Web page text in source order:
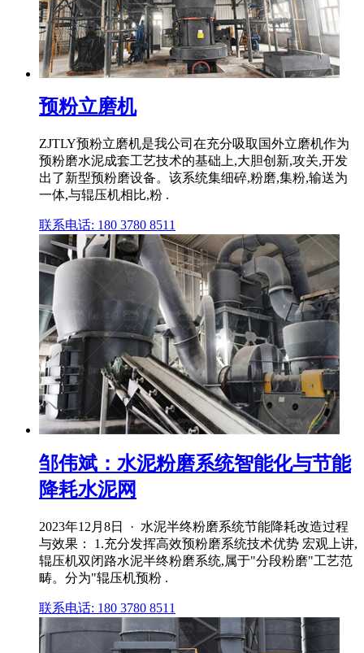
预粉立磨机
ZJTLY预粉立磨机是我公司在充分吸取国外立磨机作为
预粉磨水泥成套工艺技术的基础上,大胆创新,攻关,开发
出了新型预粉磨设备。该系统集细碎,粉磨,集粉,输送为
一体,与辊压机相比,粉 .
联系电话: 180 3780 8511
邹伟斌：水泥粉磨系统智能化与节能
降耗水泥网
2023年12月8日 · 水泥半终粉磨系统节能降耗改造过程
与效果： 1.充分发挥高效预粉磨系统技术优势 宏观上讲,
辊压机双闭路水泥半终粉磨系统,属于"分段粉磨"工艺范
畴。分为"辊压机预粉 .
联系电话: 180 3780 8511